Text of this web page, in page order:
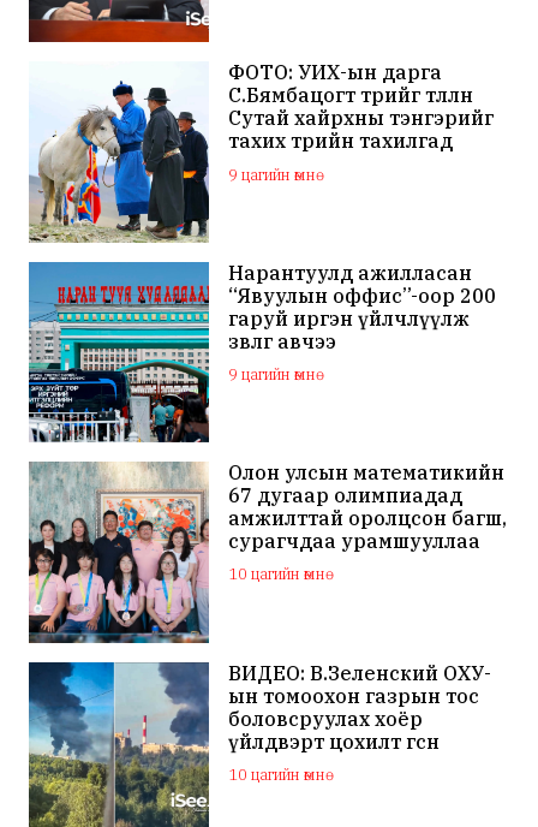
ФОТО: УИХ-ын дарга
С.Бямбацогт төрийг төлөөлөн
Сутай хайрхны тэнгэрийг
тахих төрийн тахилгад
оролцлоо
9 цагийн өмнө
Нарантуулд ажилласан
“Явуулын оффис”-оор 200
гаруй иргэн үйлчлүүлж
зөвлөгөө авчээ
9 цагийн өмнө
Олон улсын математикийн
67 дугаар олимпиадад
амжилттай оролцсон багш,
сурагчдаа урамшууллаа
10 цагийн өмнө
ВИДЕО: В.Зеленский ОХУ-
ын томоохон газрын тос
боловсруулах хоёр
үйлдвэрт цохилт өгснөө
мэдэгдлээ
10 цагийн өмнө